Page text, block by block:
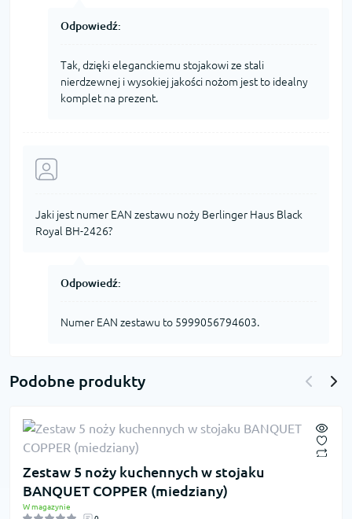
Odpowiedź:
Tak, dzięki eleganckiemu stojakowi ze stali
nierdzewnej i wysokiej jakości nożom jest to idealny
komplet na prezent.
Jaki jest numer EAN zestawu noży Berlinger Haus Black
Royal BH-2426?
Odpowiedź:
Numer EAN zestawu to 5999056794603.
Podobne produkty
Zestaw 5 noży kuchennych w stojaku
BANQUET COPPER (miedziany)
W magazynie